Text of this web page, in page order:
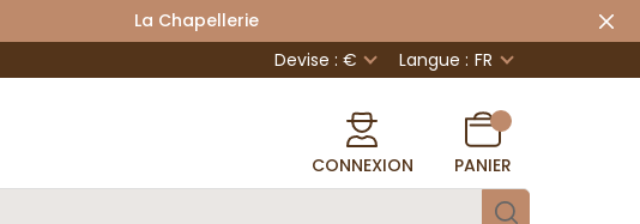
La Chapellerie
Devise : € Langue : FR
CONNEXION PANIER